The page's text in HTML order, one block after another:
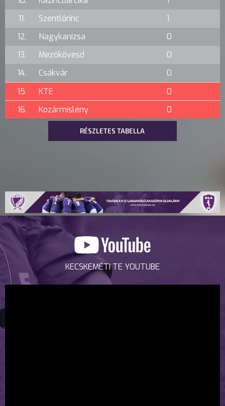
11.
Szentlőrinc
1
12.
Nagykanizsa
0
13.
Mezőkövesd
0
14.
Csákvár
0
15.
KTE
0
16.
Kozármisleny 0
RÉSZLETES TABELLA
KECSKEMÉTI TE YOUTUBE